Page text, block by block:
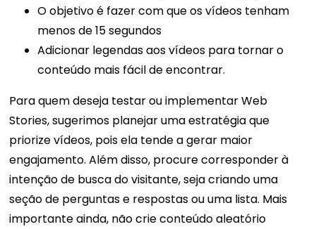
O objetivo é fazer com que os vídeos tenham
menos de 15 segundos
Adicionar legendas aos vídeos para tornar o
conteúdo mais fácil de encontrar.
Para quem deseja testar ou implementar Web
Stories, sugerimos planejar uma estratégia que
priorize vídeos, pois ela tende a gerar maior
engajamento. Além disso, procure corresponder à
intenção de busca do visitante, seja criando uma
seção de perguntas e respostas ou uma lista. Mais
importante ainda, não crie conteúdo aleatório